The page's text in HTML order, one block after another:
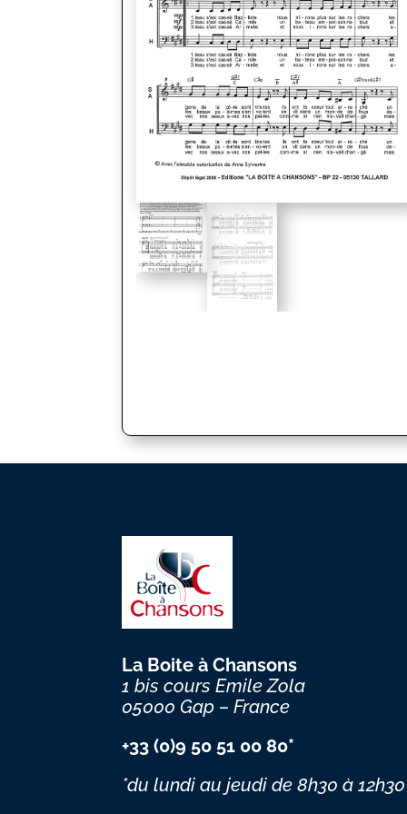
La Boite à Chansons
1 bis cours Emile Zola
05000 Gap – France
+33 (0)9 50 51 00 80*
*du lundi au jeudide 8h30 à 12h30